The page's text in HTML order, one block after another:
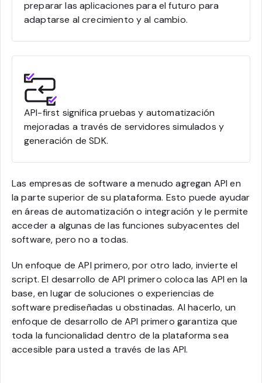
preparar las aplicaciones para el futuro para
adaptarse al crecimiento y al cambio.
API-first significa pruebas y automatización
mejoradas a través de servidores simulados y
generación de SDK.
Las empresas de software a menudo agregan API en
la parte superior de su plataforma. Esto puede ayudar
en áreas de automatización o integración y le permite
acceder a algunas de las funciones subyacentes del
software, pero no a todas.
Un enfoque de API primero, por otro lado, invierte el
script. El desarrollo de API primero coloca las API en la
base, en lugar de soluciones o experiencias de
software prediseñadas u obstinadas. Al hacerlo, un
enfoque de desarrollo de API primero garantiza que
toda la funcionalidad dentro de la plataforma sea
accesible para usted a través de las API.